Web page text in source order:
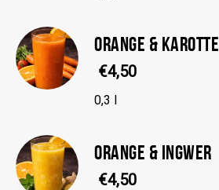
ORANGE & KAROTTE
€4,50
0,3 l
ORANGE & INGWER
€4,50